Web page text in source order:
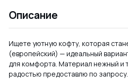
Описание
Ищете уютную кофту, которая
(европейский) — идеальный
для комфорта. Материал нежный и
радостью предоставлю по